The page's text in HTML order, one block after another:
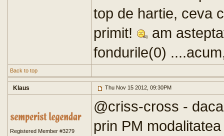
top de hartie, ceva
primit!
am
fondurile(0)
Back to top
Klaus Thu Nov 15 2012, 09:30PM
Registered Member #3279
@criss-cross -
prin PM